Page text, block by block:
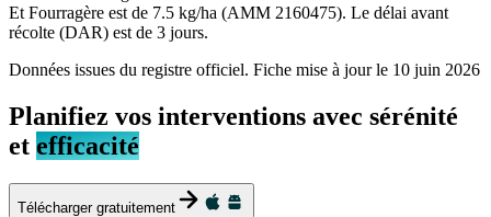
Et Fourragère est de 7.5 kg/ha (AMM 2160475). Le délai avant
récolte (DAR) est de 3 jours.
Données issues du registre officiel. Fiche mise à jour le 10 juin 2026
Planifiez vos interventions avec sérénité
et efficacité
Télécharger gratuitement